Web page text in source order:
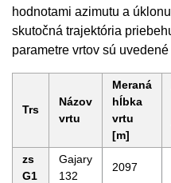
hodnotami azimutu a
skutočná trajektória
parametre vrtov sú uvedené
Trs
Názov
vrtu
Meraná
hĺbka
vrtu
[m]
zs
G1
Gajary
132
2097